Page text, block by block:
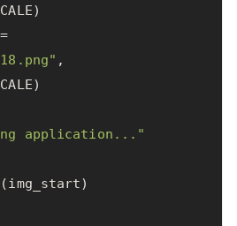
)
=
,
)
application..."
(img_start)